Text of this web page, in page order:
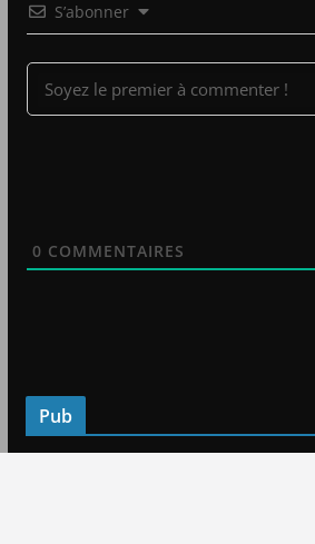
S’abonner
0 COMMENTAIRES
Pub